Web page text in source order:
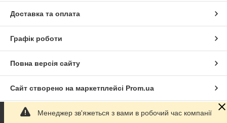
Доставка та оплата
Графік роботи
Повна версія сайту
Сайт створено на маркетплейсі Prom.ua
Політика конфіденційності
Менеджер зв'яжеться з вами в робочий час компанії